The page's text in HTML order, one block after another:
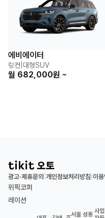
에비에이터
링컨 대형SUV
월 682,000원 ~
광고·제휴문의 개인정보처리방침 이
위픽코퍼
레이션
서울 성동 사업